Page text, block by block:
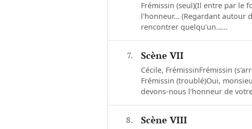
Frémissin (seul)(Il entre par le
l'honneur… (Regardant autour
rencontrer quelqu'un…...
7. Scène VII
Cécile, FrémissinFrémissin
Frémissin (troublé)Oui,
devons-nous l'honneur de
8. Scène VIII